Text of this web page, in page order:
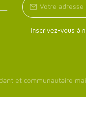
Inscrivez-vous à
et communautaire